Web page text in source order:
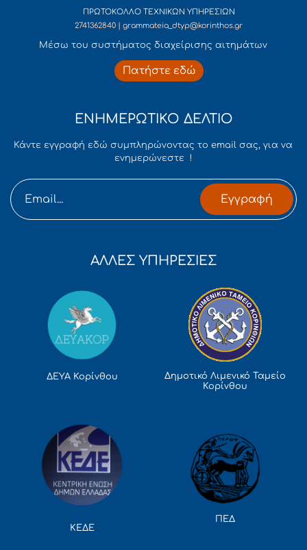
ΠΡΩΤΟΚΟΛΛΟ ΤΕΧΝΙΚΩΝ ΥΠΗΡΕΣΙΩΝ
2741362840 | grammateia_dtyp@korinthos.gr
Mέσω του συστήματος διαχείρισης αιτημάτων
Πατήστε εδώ
ΕΝΗΜΕΡΩΤΙΚΟ ΔΕΛΤΙΟ
Κάντε εγγραφή εδώ συμπληρώνοντας το email σας, για να
ενημερώνεστε !
Εγγραφή
ΑΛΛΕΣ ΥΠΗΡΕΣΙΕΣ
ΔΕΥΑ Κορίνθου
Δημοτικό Λιμενικό Ταμείο
Κορίνθου
ΚΕΔΕ
ΠΕΔ